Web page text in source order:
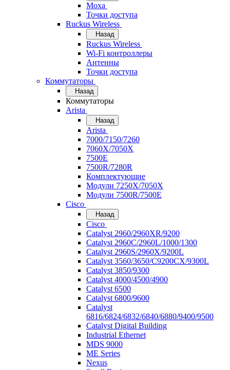
Moxa
Точки доступа
Ruckus Wireless
Назад
Ruckus Wireless
Wi-Fi контроллеры
Антенны
Точки доступа
Коммутаторы
Назад
Коммутаторы
Arista
Назад
Arista
7000/7150/7260
7060X/7050X
7500E
7500R/7280R
Комплектующие
Модули 7250X/7050X
Модули 7500R/7500E
Cisco
Назад
Cisco
Catalyst 2960/2960XR/9200
Catalyst 2960C/2960L/1000/1300
Catalyst 2960S/2960X/9200L
Catalyst 3560/3650/C9200CX/9300L
Catalyst 3850/9300
Catalyst 4000/4500/4900
Catalyst 6500
Catalyst 6800/9600
Catalyst
6816/6824/6832/6840/6880/9400/9500
Catalyst Digital Building
Industrial Ethernet
MDS 9000
ME Series
Nexus